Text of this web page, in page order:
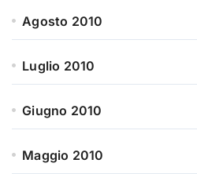
Agosto 2010
Luglio 2010
Giugno 2010
Maggio 2010